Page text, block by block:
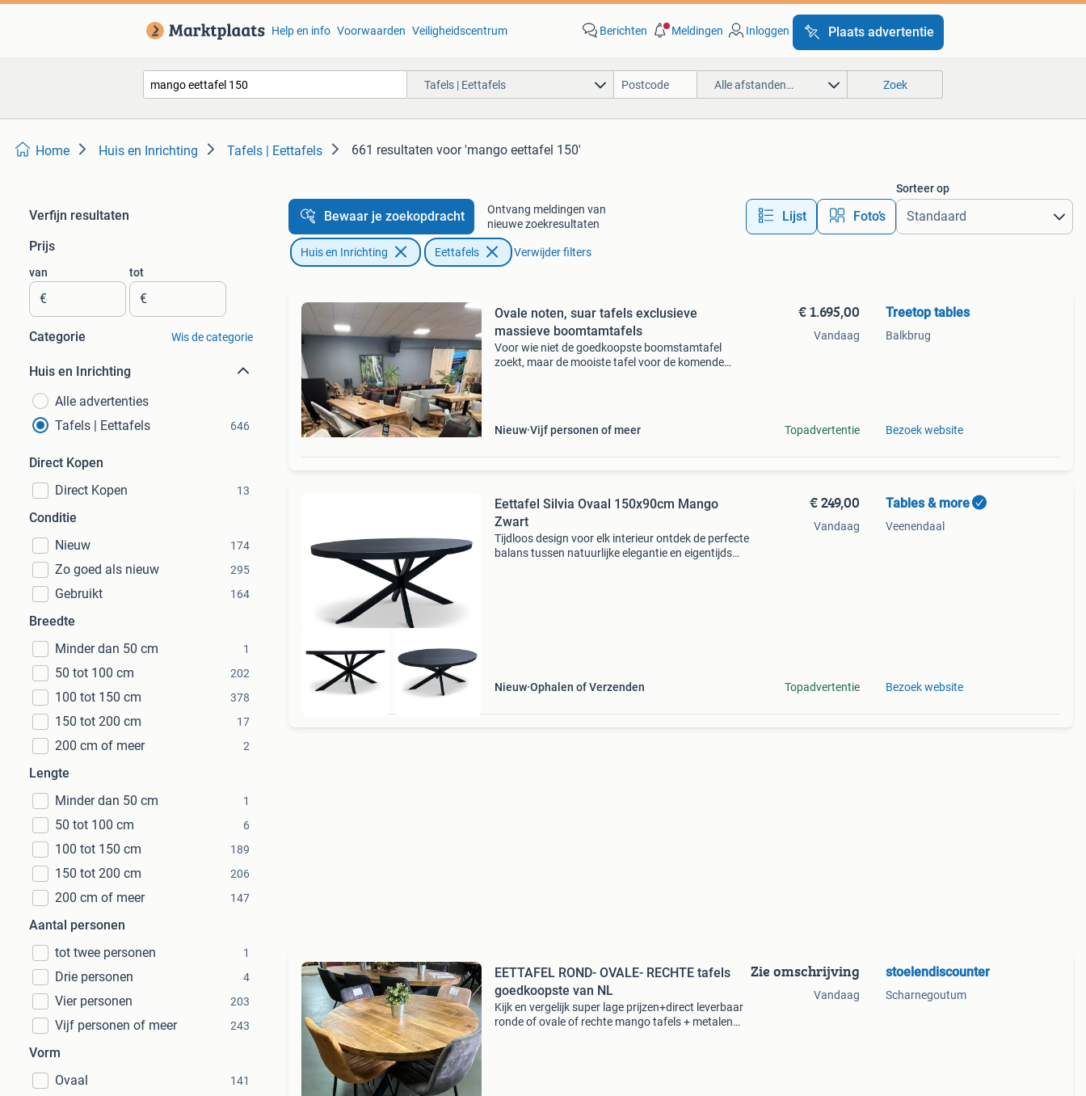
Help en info Voorwaarden Veiligheidscentrum Berichten Meldingen Inloggen Plaats advertentie
Tafels | Eettafels Alle afstanden… Zoek
Home Huis en Inrichting Tafels | Eettafels 661 resultaten voor 'mango eettafel 150'
Verfijn resultaten
Prijs
van
€
tot
€
Categorie Wis de categorie
Huis en Inrichting
Alle advertenties
Tafels | Eettafels
646
Direct Kopen
Direct Kopen
13
Conditie
Nieuw
174
Zo goed als nieuw 295
Gebruikt 164
Breedte
Minder dan 50 cm
1
50 tot 100 cm 202
100 tot 150 cm 378
150 tot 200 cm 17
200 cm of meer 2
Lengte
Minder dan 50 cm
1
50 tot 100 cm 6
100 tot 150 cm 189
150 tot 200 cm 206
200 cm of meer 147
Aantal personen
tot twee personen
1
Drie personen 4
Vier personen 203
Vijf personen of meer 243
Vorm
Ovaal
141
Bewaar je zoekopdracht
Ontvang meldingen van
nieuwe zoekresultaten
Lijst Foto’s
Sorteer op
Huis en Inrichting Eettafels Verwijder filters
Ovale noten, suar tafels exclusieve
massieve boomtamtafels
Voor wie niet de goedkoopste boomstamtafel
zoekt, maar de mooiste tafel voor de komende
Nieuw Vijf personen of meer
€ 1.695,00
Vandaag
Topadvertentie
Treetop tables
Balkbrug
Bezoek website
Eettafel Silvia Ovaal 150x90cm Mango
Zwart
Tijdloos design voor elk interieur ontdek de perfecte
balans tussen natuurlijke elegantie en eigentijds
Nieuw Ophalen of Verzenden
€ 249,00
Vandaag
Topadvertentie
Tables & more
Veenendaal
Bezoek website
EETTAFEL ROND- OVALE- RECHTE tafels
goedkoopste van NL
Kijk en vergelijk super lage prijzen+direct leverbaar
ronde of ovale of rechte mango tafels + metalen
Zie omschrijving
Vandaag
stoelendiscounter
Scharnegoutum